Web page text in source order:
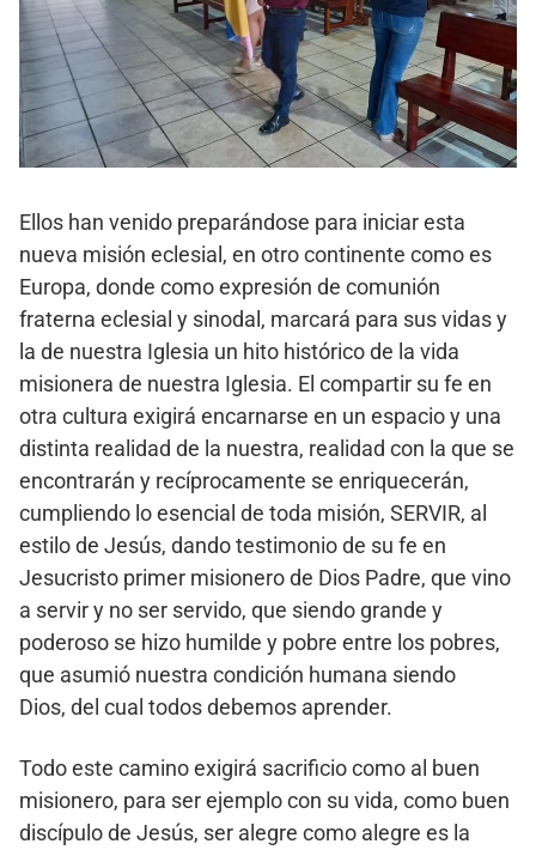
Ellos han venido preparándose para iniciar esta
nueva misión eclesial, en otro continente como es
Europa, donde como expresión de comunión
fraterna eclesial y sinodal, marcará para sus vidas y
la de nuestra Iglesia un hito histórico de la vida
misionera de nuestra Iglesia. El compartir su fe en
otra cultura exigirá encarnarse en un espacio y una
distinta realidad de la nuestra, realidad con la que se
encontrarán y recíprocamente se enriquecerán,
cumpliendo lo esencial de toda misión, SERVIR, al
estilo de Jesús, dando testimonio de su fe en
Jesucristo primer misionero de Dios Padre, que vino
a servir y no ser servido, que siendo grande y
poderoso se hizo humilde y pobre entre los pobres,
que asumió nuestra condición humana siendo
Dios, del cual todos debemos aprender.
Todo este camino exigirá sacrificio como al buen
misionero, para ser ejemplo con su vida, como buen
discípulo de Jesús, ser alegre como alegre es la